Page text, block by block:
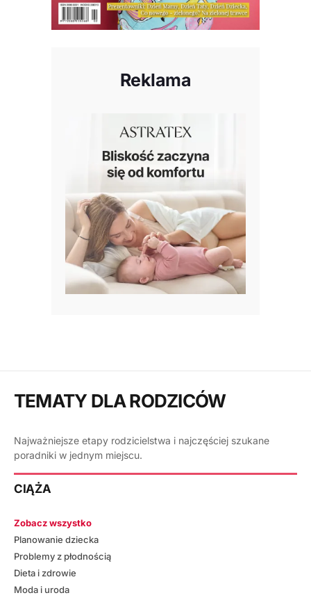
Reklama
TEMATY DLA RODZICÓW
Najważniejsze etapy rodzicielstwa i najczęściej szukane
poradniki w jednym miejscu.
CIĄŻA
Zobacz wszystko
Planowanie dziecka
Problemy z płodnością
Dieta i zdrowie
Moda i uroda